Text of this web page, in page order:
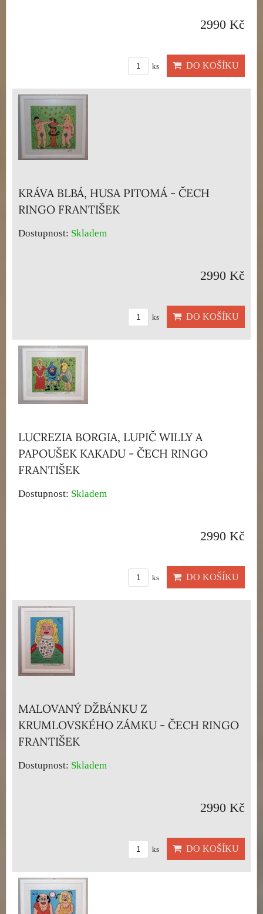
2990 Kč
ks DO KOŠÍKU
KRÁVA BLBÁ, HUSA PITOMÁ - ČECH
RINGO FRANTIŠEK
Dostupnost: Skladem
2990 Kč
ks DO KOŠÍKU
LUCREZIA BORGIA, LUPIČ WILLY A
PAPOUŠEK KAKADU - ČECH RINGO
FRANTIŠEK
Dostupnost: Skladem
2990 Kč
ks DO KOŠÍKU
MALOVANÝ DŽBÁNKU Z
KRUMLOVSKÉHO ZÁMKU - ČECH RINGO
FRANTIŠEK
Dostupnost: Skladem
2990 Kč
ks DO KOŠÍKU